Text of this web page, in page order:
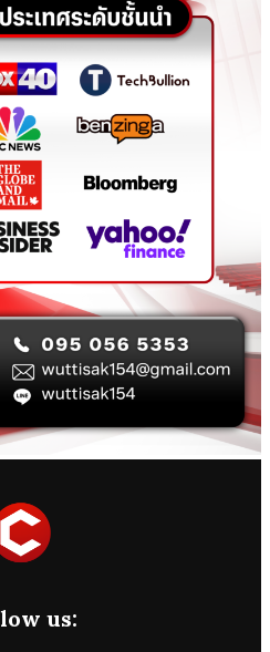
us: